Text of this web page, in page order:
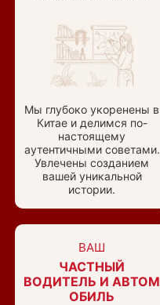
Мы глубоко укоренены в
Китае и делимся по-
настоящему
аутентичными советами.
Увлечены созданием
вашей уникальной
истории.
ВАШ
ЧАСТНЫЙ
ВОДИТЕЛЬ И АВТОМ
ОБИЛЬ